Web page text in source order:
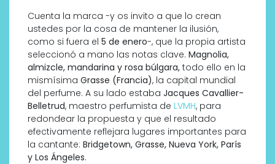
Cuenta la marca -y os invito a que lo crean
ustedes por la cosa de mantener la ilusión,
como si fuera el 5 de enero-, que la propia artista
seleccionó a mano las notas clave. Magnolia,
almizcle, mandarina y rosa búlgara, todo ello en la
mismísima Grasse (Francia), la capital mundial
del perfume. A su lado estaba Jacques Cavallier-
Belletrud, maestro perfumista de LVMH, para
redondear la propuesta y que el resultado
efectivamente reflejara lugares importantes para
la cantante: Bridgetown, Grasse, Nueva York, París
y Los Ángeles.